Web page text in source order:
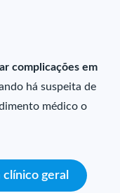
complicações em
há suspeita de
médico o
geral